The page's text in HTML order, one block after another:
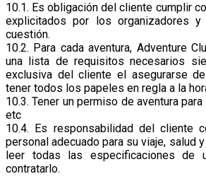
10.1. Es obligación del cliente cumplir
explicitados por los organizadores y
cuestión.
10.2. Para cada aventura, Adventure
una lista de requisitos necesarios
exclusiva del cliente el asegurarse
tener todos los papeles en regla a la
10.3. Tener un permiso de aventura
etc
10.4. Es responsabilidad del cliente
personal adecuado para su viaje, salud
leer todas las especificaciones de
contratarlo.